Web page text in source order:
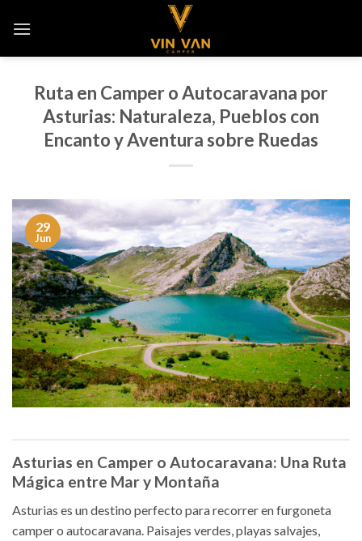
Ruta en Camper o Autocaravana por
Asturias: Naturaleza, Pueblos con
Encanto y Aventura sobre Ruedas
29
Jun
Asturias en Camper o Autocaravana: Una Ruta
Mágica entre Mar y Montaña
Asturias es un destino perfecto para recorrer en furgoneta
camper o autocaravana. Paisajes verdes, playas salvajes,